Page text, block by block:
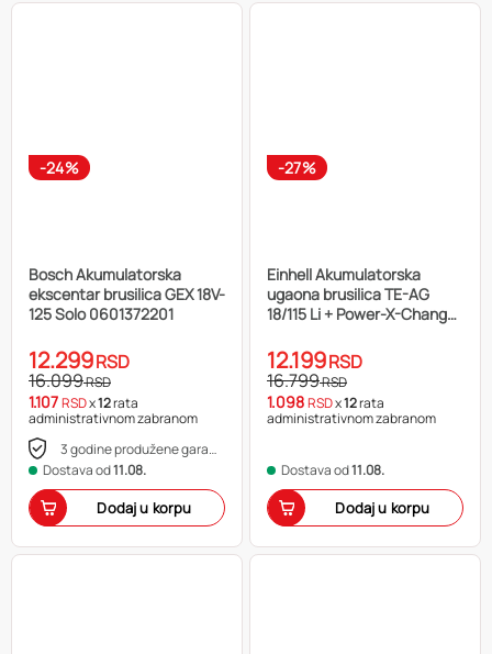
-24%
Bosch Akumulatorska
ekscentar brusilica GEX 18V-
125 Solo 0601372201
12.299RSD
16.099RSD
1.107RSDx12rata
administrativnom zabranom
3 godine produžene garancije
Dostava od11.08.
Dodaj u korpu
-27%
Einhell Akumulatorska
ugaona brusilica TE-AG
18/115 Li + Power-X-Change
reznih ploča sa čepićima za
uši
12.199RSD
16.799RSD
1.098RSDx12rata
administrativnom zabranom
Dostava od11.08.
Dodaj u korpu